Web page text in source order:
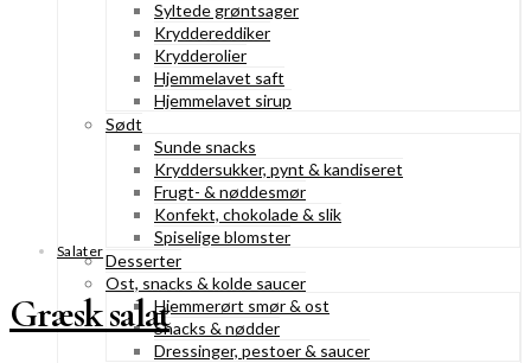
Syltede grøntsager
Kryddereddiker
Krydderolier
Hjemmelavet saft
Hjemmelavet sirup
Sødt
Sunde snacks
Kryddersukker, pynt & kandiseret
Frugt- & nøddesmør
Konfekt, chokolade & slik
Spiselige blomster
Desserter
Ost, snacks & kolde saucer
Hjemmerørt smør & ost
Snacks & nødder
Dressinger, pestoer & saucer
Salater
Græsk salat